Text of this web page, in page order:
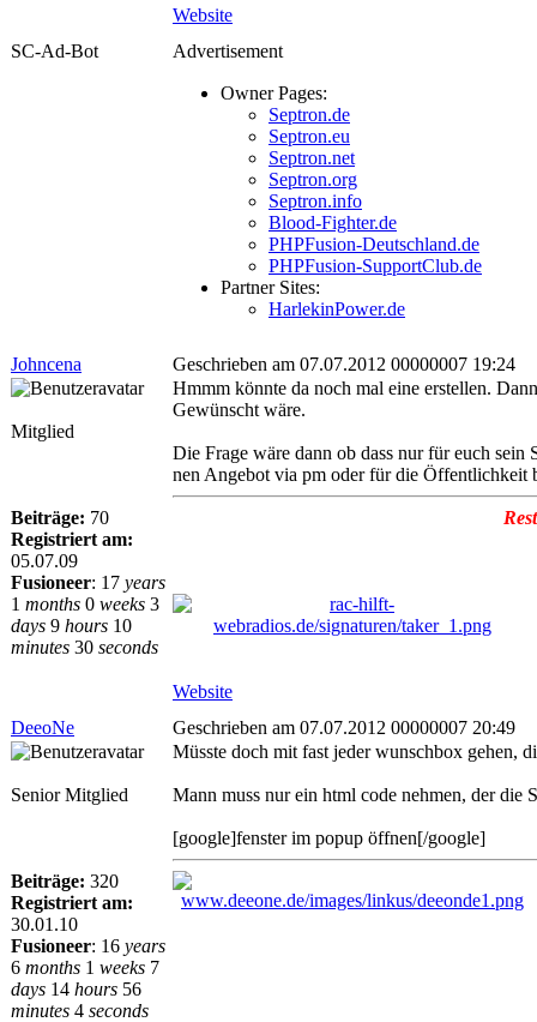
Website
SC-Ad-Bot
Advertisement
Owner Pages:
Septron.de
Septron.eu
Septron.net
Septron.org
Septron.info
Blood-Fighter.de
PHPFusion-Deutschland.de
PHPFusion-SupportClub.de
Partner Sites:
HarlekinPower.de
Johncena Geschrieben am 07.07.2012 00000007 19:24
Mitglied
Beiträge: 70
Registriert am:
05.07.09
Fusioneer: 17 years
1 months 0 weeks 3
days 9 hours 10
minutes 30 seconds
Hmmm könnte da noch mal eine erstellen.
Gewünscht wäre.
Die Frage wäre dann ob dass nur für euch sein
nen Angebot via pm oder für die Öffentlichkeit
Website
DeeoNe
Geschrieben am 07.07.2012 00000007 20:49
Senior Mitglied
Beiträge: 320
Registriert am:
30.01.10
Fusioneer: 16 years
6 months 1 weeks 7
days 14 hours 56
minutes 4 seconds
Müsste doch mit fast jeder wunschbox gehen,
Mann muss nur ein html code nehmen, der die
[google]fenster im popup öffnen[/google]